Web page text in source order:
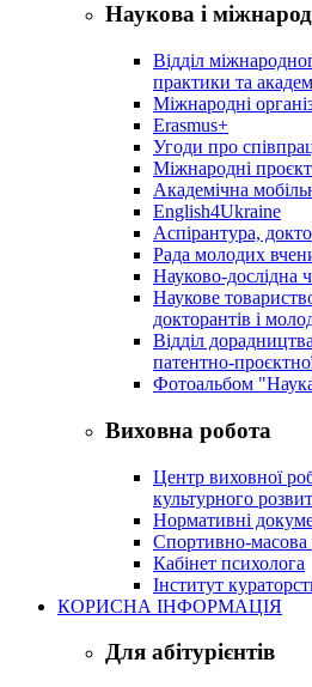
Наукова і
Відділ
практики та
Міжнародні
Erasmus+
Угоди про
Міжнародні
Академічна
English4Ukraine
Аспірантура,
Рада молодих
Науково-дослідна
Наукове
докторантів і
Відділ
патентно-
Фотоальбом
Виховна робота
Центр виховної
культурного
Нормативні
Спортивно-масова
Кабінет психолога
Інститут
КОРИСНА ІНФОРМАЦІЯ
Для абітурієнтів